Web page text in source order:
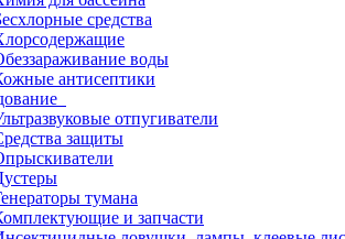
средства
воды
антисептики
отпугиватели
защиты
тумана
и запчасти